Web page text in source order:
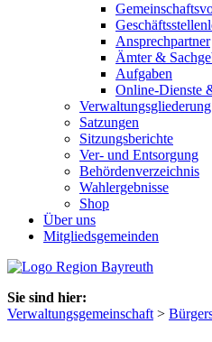
Ansprechpartner
Ämter &
Aufgaben
Online-Dienste
Verwaltungsgliederung
Satzungen
Sitzungsberichte
Ver- und Entsorgung
Behördenverzeichnis
Wahlergebnisse
Shop
Über uns
Mitgliedsgemeinden
Sie sind hier:
Verwaltungsgemeinschaft >